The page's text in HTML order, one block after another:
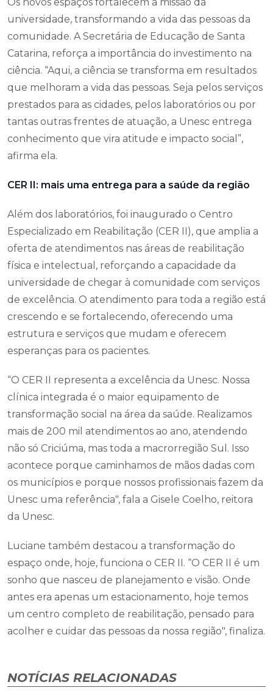
universidade, transformando a vida das pessoas da
comunidade. A Secretária de Educação de Santa
Catarina, reforça a importância do investimento na
ciência. “Aqui, a ciência se transforma em resultados
que melhoram a vida das pessoas. Seja pelos serviços
prestados para as cidades, pelos laboratórios ou por
tantas outras frentes de atuação, a Unesc entrega
conhecimento que vira atitude e impacto social”,
afirma ela.
CER II: mais uma entrega para a saúde da região
Além dos laboratórios, foi inaugurado o Centro
Especializado em Reabilitação (CER II), que amplia a
oferta de atendimentos nas áreas de reabilitação
física e intelectual, reforçando a capacidade da
universidade de chegar à comunidade com serviços
de excelência. O atendimento para toda a região está
crescendo e se fortalecendo, oferecendo uma
estrutura e serviços que mudam e oferecem
esperanças para os pacientes.
“O CER II representa a excelência da Unesc. Nossa
clínica integrada é o maior equipamento de
transformação social na área da saúde. Realizamos
mais de 200 mil atendimentos ao ano, atendendo
não só Criciúma, mas toda a macrorregião Sul. Isso
acontece porque caminhamos de mãos dadas com
os municípios e porque nossos profissionais fazem da
Unesc uma referência", fala a Gisele Coelho, reitora
da Unesc.
Luciane também destacou a transformação do
espaço onde, hoje, funciona o CER II. “O CER II é um
sonho que nasceu de planejamento e visão. Onde
antes era apenas um estacionamento, hoje temos
um centro completo de reabilitação, pensado para
acolher e cuidar das pessoas da nossa região", finaliza.
NOTÍCIAS RELACIONADAS